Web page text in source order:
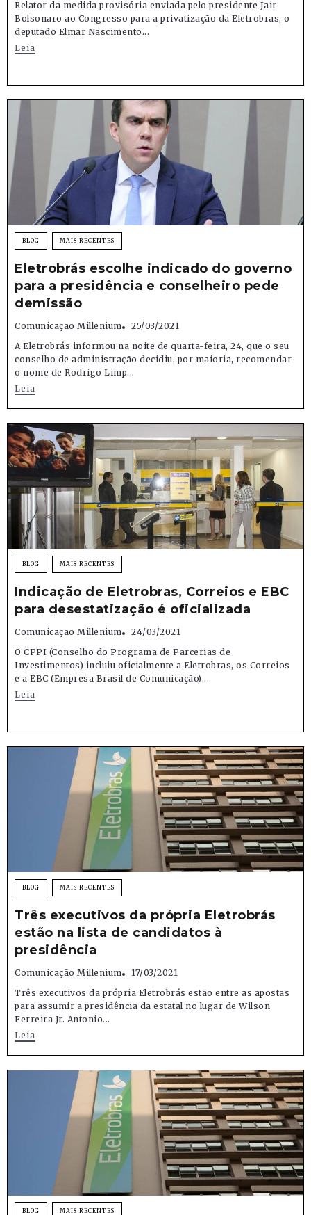
Relator da medida provisória enviada pelo presidente Jair
Bolsonaro ao Congresso para a privatização da Eletrobras, o
deputado Elmar Nascimento...
Leia
BLOG MAIS RECENTES
Eletrobrás escolhe indicado do governo
para a presidência e conselheiro pede
demissão
Comunicação Millenium
25/03/2021
A Eletrobrás informou na noite de quarta-feira, 24, que o seu
conselho de administração decidiu, por maioria, recomendar
o nome de Rodrigo Limp...
Leia
BLOG MAIS RECENTES
Indicação de Eletrobras, Correios e EBC
para desestatização é oficializada
Comunicação Millenium
24/03/2021
O CPPI (Conselho do Programa de Parcerias de
Investimentos) incluiu oficialmente a Eletrobras, os Correios
e a EBC (Empresa Brasil de Comunicação)...
Leia
BLOG MAIS RECENTES
Três executivos da própria Eletrobrás
estão na lista de candidatos à
presidência
Comunicação Millenium
17/03/2021
Três executivos da própria Eletrobrás estão entre as apostas
para assumir a presidência da estatal no lugar de Wilson
Ferreira Jr. Antonio...
Leia
BLOG MAIS RECENTES